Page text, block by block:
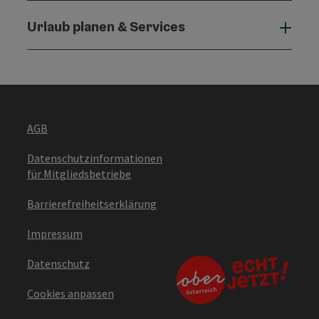
Urlaub planen & Services
AGB
Datenschutzinformationen
für Mitgliedsbetriebe
Barrierefreiheitserklärung
Impressum
Datenschutz
Cookies anpassen